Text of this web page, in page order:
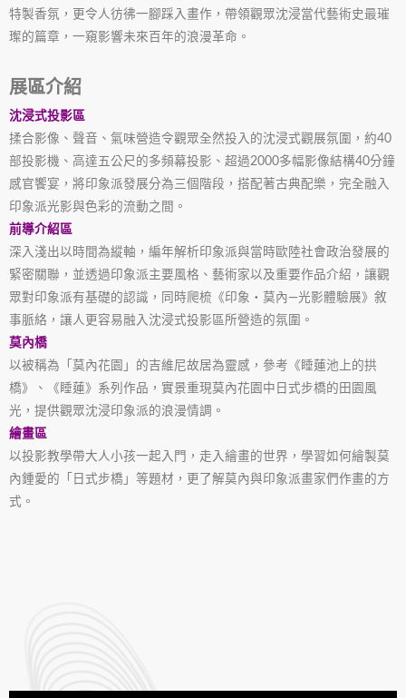
特製香氛，更令人彷彿一腳踩入畫作，帶領觀眾沈浸當代藝術史最璀
璨的篇章，一窺影響未來百年的浪漫革命。
展區介紹
沈浸式投影區
揉合影像、聲音、氣味營造令觀眾全然投入的沈浸式觀展氛圍，約40
部投影機、高達五公尺的多頻幕投影、超過2000多幅影像結構40分鐘
感官饗宴，將印象派發展分為三個階段，搭配著古典配樂，完全融入
印象派光影與色彩的流動之間。
前導介紹區
深入淺出以時間為縱軸，編年解析印象派與當時歐陸社會政治發展的
緊密關聯，並透過印象派主要風格、藝術家以及重要作品介紹，讓觀
眾對印象派有基礎的認識，同時爬梳《印象‧莫內—光影體驗展》敘
事脈絡，讓人更容易融入沈浸式投影區所營造的氛圍。
莫內橋
以被稱為「莫內花園」的吉維尼故居為靈感，參考《睡蓮池上的拱
橋》、《睡蓮》系列作品，實景重現莫內花園中日式步橋的田園風
光，提供觀眾沈浸印象派的浪漫情調。
繪畫區
以投影教學帶大人小孩一起入門，走入繪畫的世界，學習如何繪製莫
內鍾愛的「日式步橋」等題材，更了解莫內與印象派畫家們作畫的方
式。